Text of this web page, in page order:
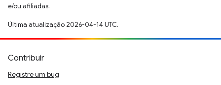
e/ou afiliadas.
Última atualização 2026-04-14 UTC.
Contribuir
Registre um bug